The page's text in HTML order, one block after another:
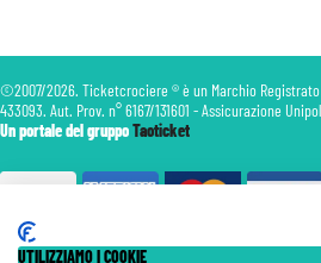
©2007/2026. Ticketcrociere ® è un Marchio Registrato
433093. Aut. Prov. n° 6167/131601 - Assicurazione
Un portale del gruppoTaoticket
Le Tariffe pubblicate si intendono per persona (p.p.) con Tasse
UTILIZZIAMO I COOKIE